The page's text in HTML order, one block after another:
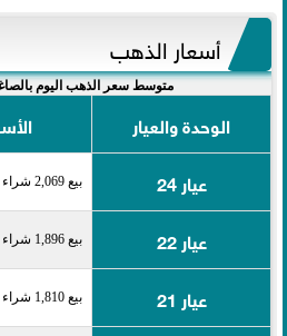
أسعار الذهب
متوسط سعر الذهب اليوم
الوحدة والعيار
عيار 24
بيع 2,069 شراء 2,114
عيار 22 بيع 1,896 شراء 1,938
عيار 21 بيع 1,810 شراء 1,850